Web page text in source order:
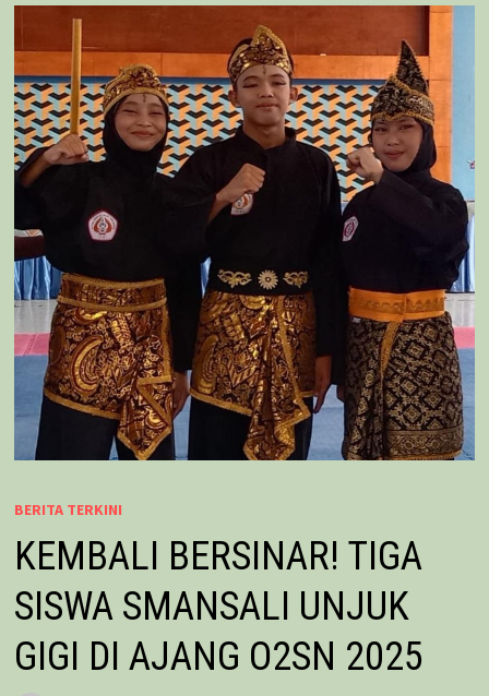
BERITA TERKINI
KEMBALI BERSINAR! TIGA
SISWA SMANSALI UNJUK
GIGI DI AJANG O2SN 2025